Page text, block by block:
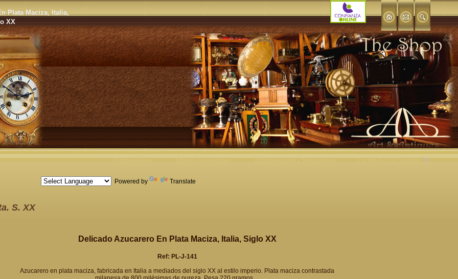
Plata Maciza, Italia,
XX
Powered by Translate
S. XX
Delicado Azucarero En Plata Maciza, Italia, Siglo XX
Ref: PL-J-141
Azucarero en plata maciza, fabricada en Italia a mediados del siglo XX al estilo imperio. Plata maciza contrastada